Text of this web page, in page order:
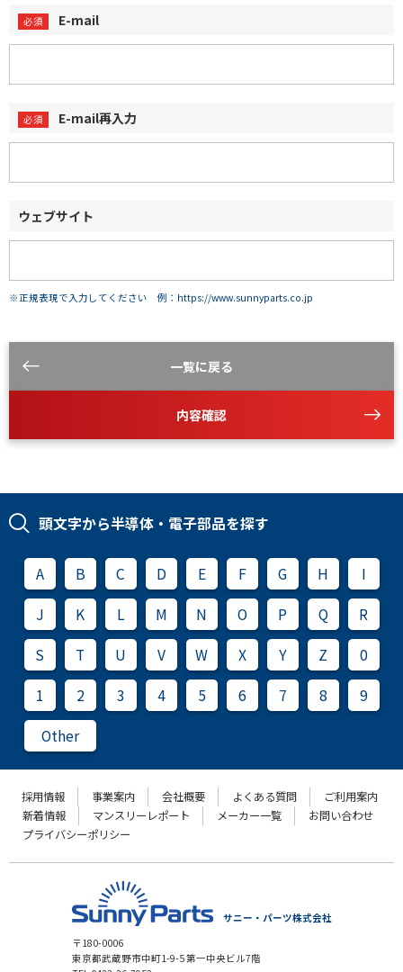
E-mail
E-mail再入力
ウェブサイト
※正規表現で入力してください 例：https://www.sunnyparts.co.jp
一覧に戻る
内容確認
頭文字から半導体・電子部品を探す
A B C D E F G H
I
J
K L M N O P Q
R
S
T U V W X Y Z
0
1
2 3 4 5 6 7 8
9
Other
採用情報 事業案内 会社概要 よくある質問
ご利用案内
新着情報
マンスリーレポート メーカー一覧
お問い合わせ
プライバシーポリシー
サニー・パーツ株式会社
〒180-0006
東京都武蔵野市中町1-9-5 第一中央ビル7階